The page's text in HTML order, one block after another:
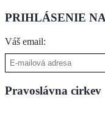
PRIHLÁSENIE
Váš email:
Pravoslávna cirkev